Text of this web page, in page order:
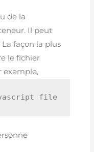
de la
Il peut
façon la plus
le fichier
exemple,
file